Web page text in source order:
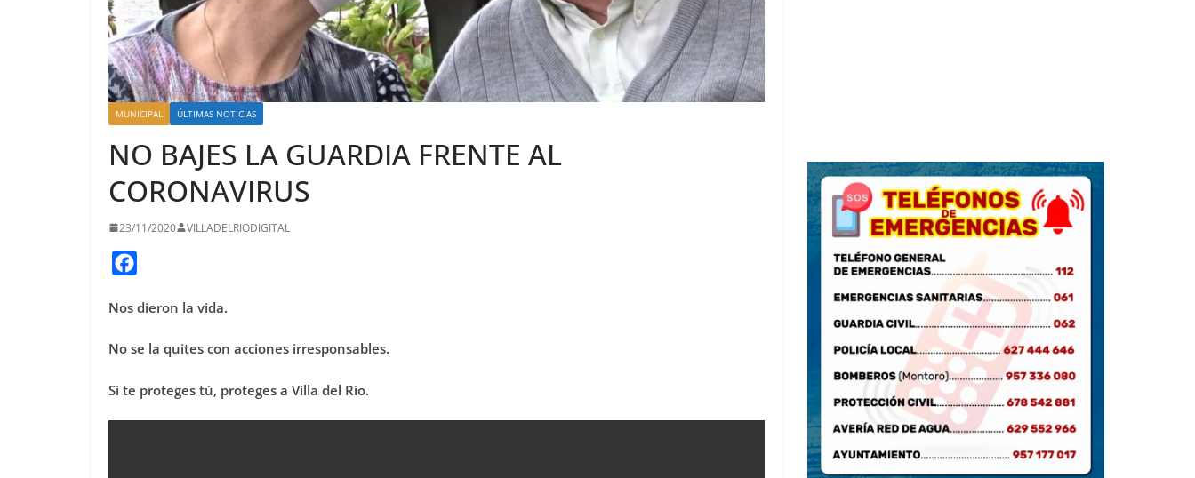
MUNICIPAL ÚLTIMAS NOTICIAS
NO BAJES LA GUARDIA FRENTE AL
CORONAVIRUS
23/11/2020 VILLADELRIODIGITAL
c
o
Nos dieron la vida.
No se la quites con acciones irresponsables.
Si te proteges tú, proteges a Villa del Río.